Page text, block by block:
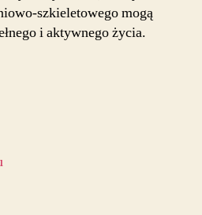
szkieletowego mogą
i aktywnego życia.